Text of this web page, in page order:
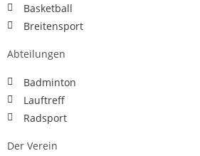
Basketball
Breitensport
Abteilungen
Badminton
Lauftreff
Radsport
Der Verein